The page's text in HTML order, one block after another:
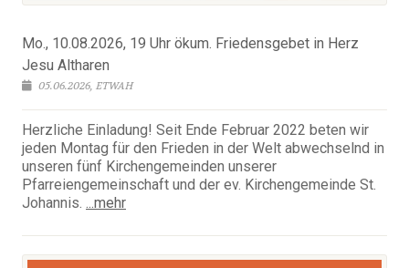
Mo., 10.08.2026, 19 Uhr ökum. Friedensgebet in Herz
Jesu Altharen
05.06.2026, ETWAH
Herzliche Einladung! Seit Ende Februar 2022 beten wir
jeden Montag für den Frieden in der Welt abwechselnd in
unseren fünf Kirchengemeinden unserer
Pfarreiengemeinschaft und der ev. Kirchengemeinde St.
Johannis. ...mehr